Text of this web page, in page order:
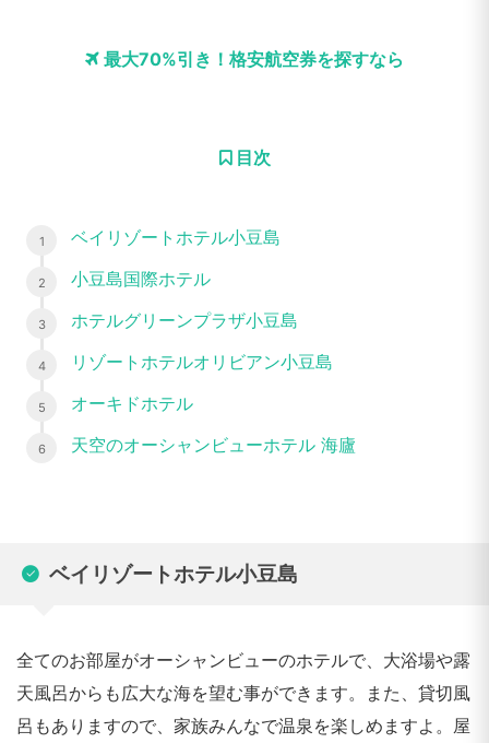
最大70%引き！格安航空券を探すなら
目次
ベイリゾートホテル小豆島
小豆島国際ホテル
ホテルグリーンプラザ小豆島
リゾートホテルオリビアン小豆島
オーキドホテル
天空のオーシャンビューホテル 海廬
ベイリゾートホテル小豆島
全てのお部屋がオーシャンビューのホテルで、大浴場や露
天風呂からも広大な海を望む事ができます。また、貸切風
呂もありますので、家族みんなで温泉を楽しめますよ。屋